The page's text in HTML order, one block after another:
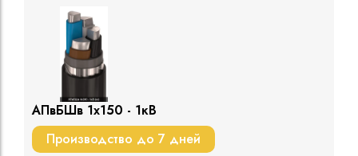
АПвБШв 1х150 - 1кВ
Производство до 7 дней